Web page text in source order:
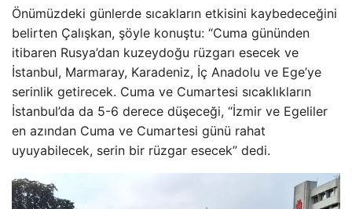
Önümüzdeki günlerde sıcakların etkisini kaybedeceğini
belirten Çalışkan, şöyle konuştu: “Cuma gününden
itibaren Rusya’dan kuzeydoğu rüzgarı esecek ve
İstanbul, Marmaray, Karadeniz, İç Anadolu ve Ege’ye
serinlik getirecek. Cuma ve Cumartesi sıcaklıkların
İstanbul’da da 5-6 derece düşeceği, “İzmir ve Egeliler
en azından Cuma ve Cumartesi günü rahat
uyuyabilecek, serin bir rüzgar esecek” dedi.